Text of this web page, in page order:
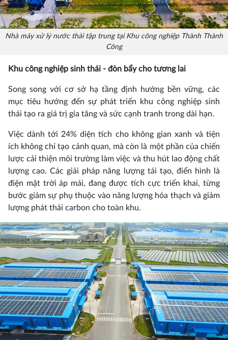
Nhà máy xử lý nước thải tập trung tại Khu công nghiệp Thành Thành
Công
Khu công nghiệp sinh thái - đòn bẩy cho tương lai
Song song với cơ sở hạ tầng định hướng bền vững, các
mục tiêu hướng đến sự phát triển khu công nghiệp sinh
thái tạo ra giá trị gia tăng và sức cạnh tranh trong dài hạn.
Việc dành tới 24% diện tích cho không gian xanh và tiện
ích không chỉ tạo cảnh quan, mà còn là một phần của chiến
lược cải thiện môi trường làm việc và thu hút lao động chất
lượng cao. Các giải pháp năng lượng tái tạo, điển hình là
điện mặt trời áp mái, đang được tích cực triển khai, từng
bước giảm sự phụ thuộc vào năng lượng hóa thạch và giảm
lượng phát thải carbon cho toàn khu.